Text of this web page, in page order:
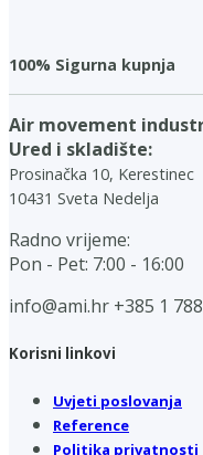
100% Sigurna kupnja
Air movement
Ured i skladište:
Prosinačka 10, Kerestinec
10431 Sveta Nedelja
Radno vrijeme:
Pon - Pet: 7:00 - 16:00
info@ami.hr +385 1
Korisni linkovi
Uvjeti poslovanja
Reference
Politika privatnosti